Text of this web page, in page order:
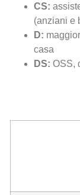
CS:
(anziani e
D:
casa
DS: OSS,